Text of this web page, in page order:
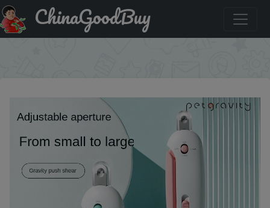
Акция на: Professional Grooming Tools Adjustable Hole
Pet Nail Trimmer Cat Dog Nail Clippers for Small Large
ChinaGoodBuy